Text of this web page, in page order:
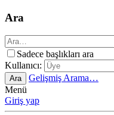
Ara
Sadece başlıkları ara
Kullanıcı:
Ara
Gelişmiş Arama…
Menü
Giriş yap